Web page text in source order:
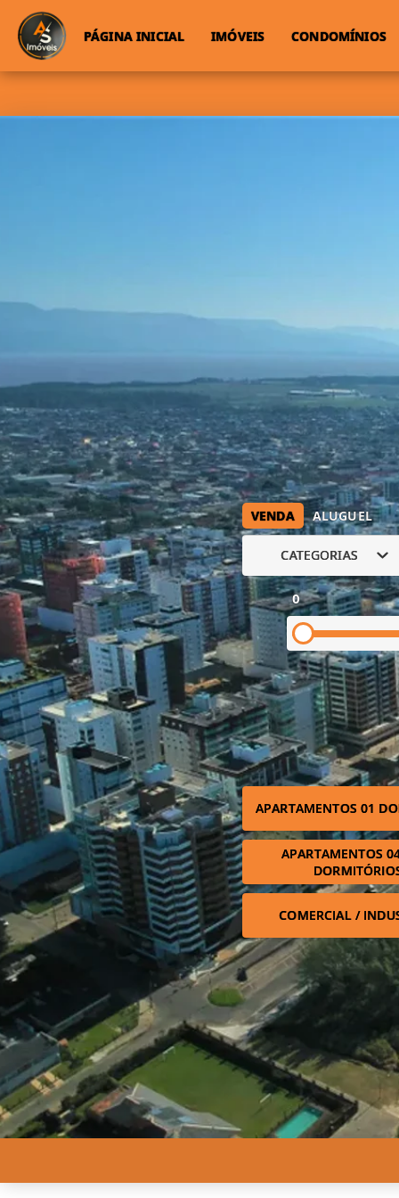
PÁGINA INICIAL IMÓVEIS CONDOMÍNIOS
VENDA ALUGUEL
CATEGORIAS
0
APARTAMENTOS 01
APARTAMENTOS
COMERCIAL /